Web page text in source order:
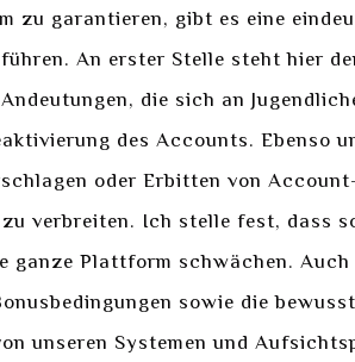
garantieren, gibt es eine
An erster Stelle steht hier
die sich an
des Accounts. Ebenso
oder Erbitten von
verbreiten. Ich stelle fest, dass
Plattform schwächen.
sowie die
unseren Systemen und